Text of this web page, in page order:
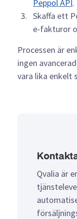
Peppol API .
Skaffa ett
e-fakturor
Processen är
ingen
vara lika enkelt
Qvalia är